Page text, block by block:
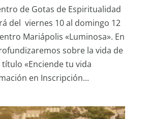
de Gotas de Espiritualidad
del viernes 10 al domingo 12
Mariápolis «Luminosa». En
sobre la vida de
«Enciende tu vida
en Inscripción...